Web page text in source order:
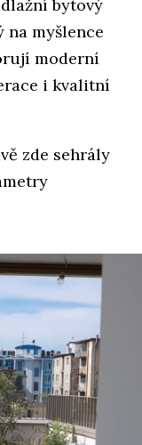
bytový
na myšlence
moderní
i kvalitní
zde sehrály